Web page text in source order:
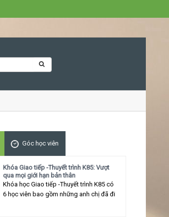
Góc học viên
Khóa Giao tiếp -Thuyết trình K85: Vượt
qua mọi giới hạn bản thân
Khóa học Giao tiếp -Thuyết trình K85 có
6 học viên bao gồm những anh chị đã đi